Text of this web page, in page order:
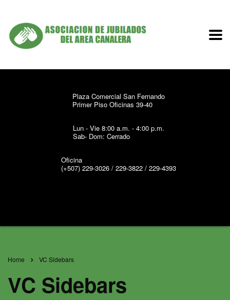
Plaza Comercial San Fernando
Primer Piso Oficinas 39-40
Lun - Vie 8:00 a.m. - 4:00 p.m.
Sab- Dom: Cerrado
Oficina
(+507) 229-3026 / 229-3822 / 229-4393
Home VC Sidebars
VC Sidebars